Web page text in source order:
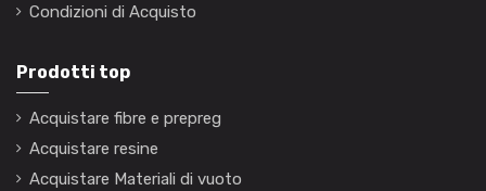
Condizioni di Acquisto
Prodotti top
Acquistare fibre e prepreg
Acquistare resine
Acquistare Materiali di vuoto